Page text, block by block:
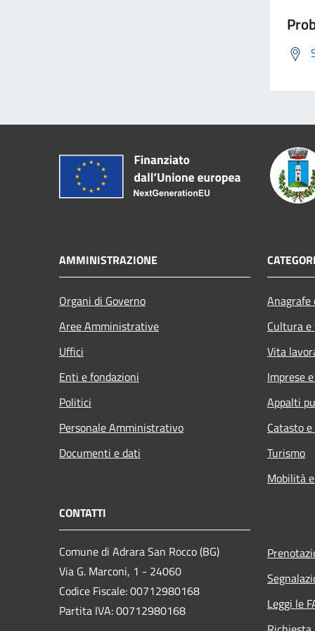
AMMINISTRAZIONE
Organi di Governo
Aree Amministrative
Uffici
Enti e fondazioni
Politici
Personale Amministrativo
Documenti e dati
Cultura
Vita
Imprese
Appalti
Catasto
Turismo
Mobilità
CONTATTI
Comune di Adrara San Rocco (BG)
Via G. Marconi, 1 - 24060
Codice Fiscale: 00712980168
Partita IVA: 00712980168
Leggi le